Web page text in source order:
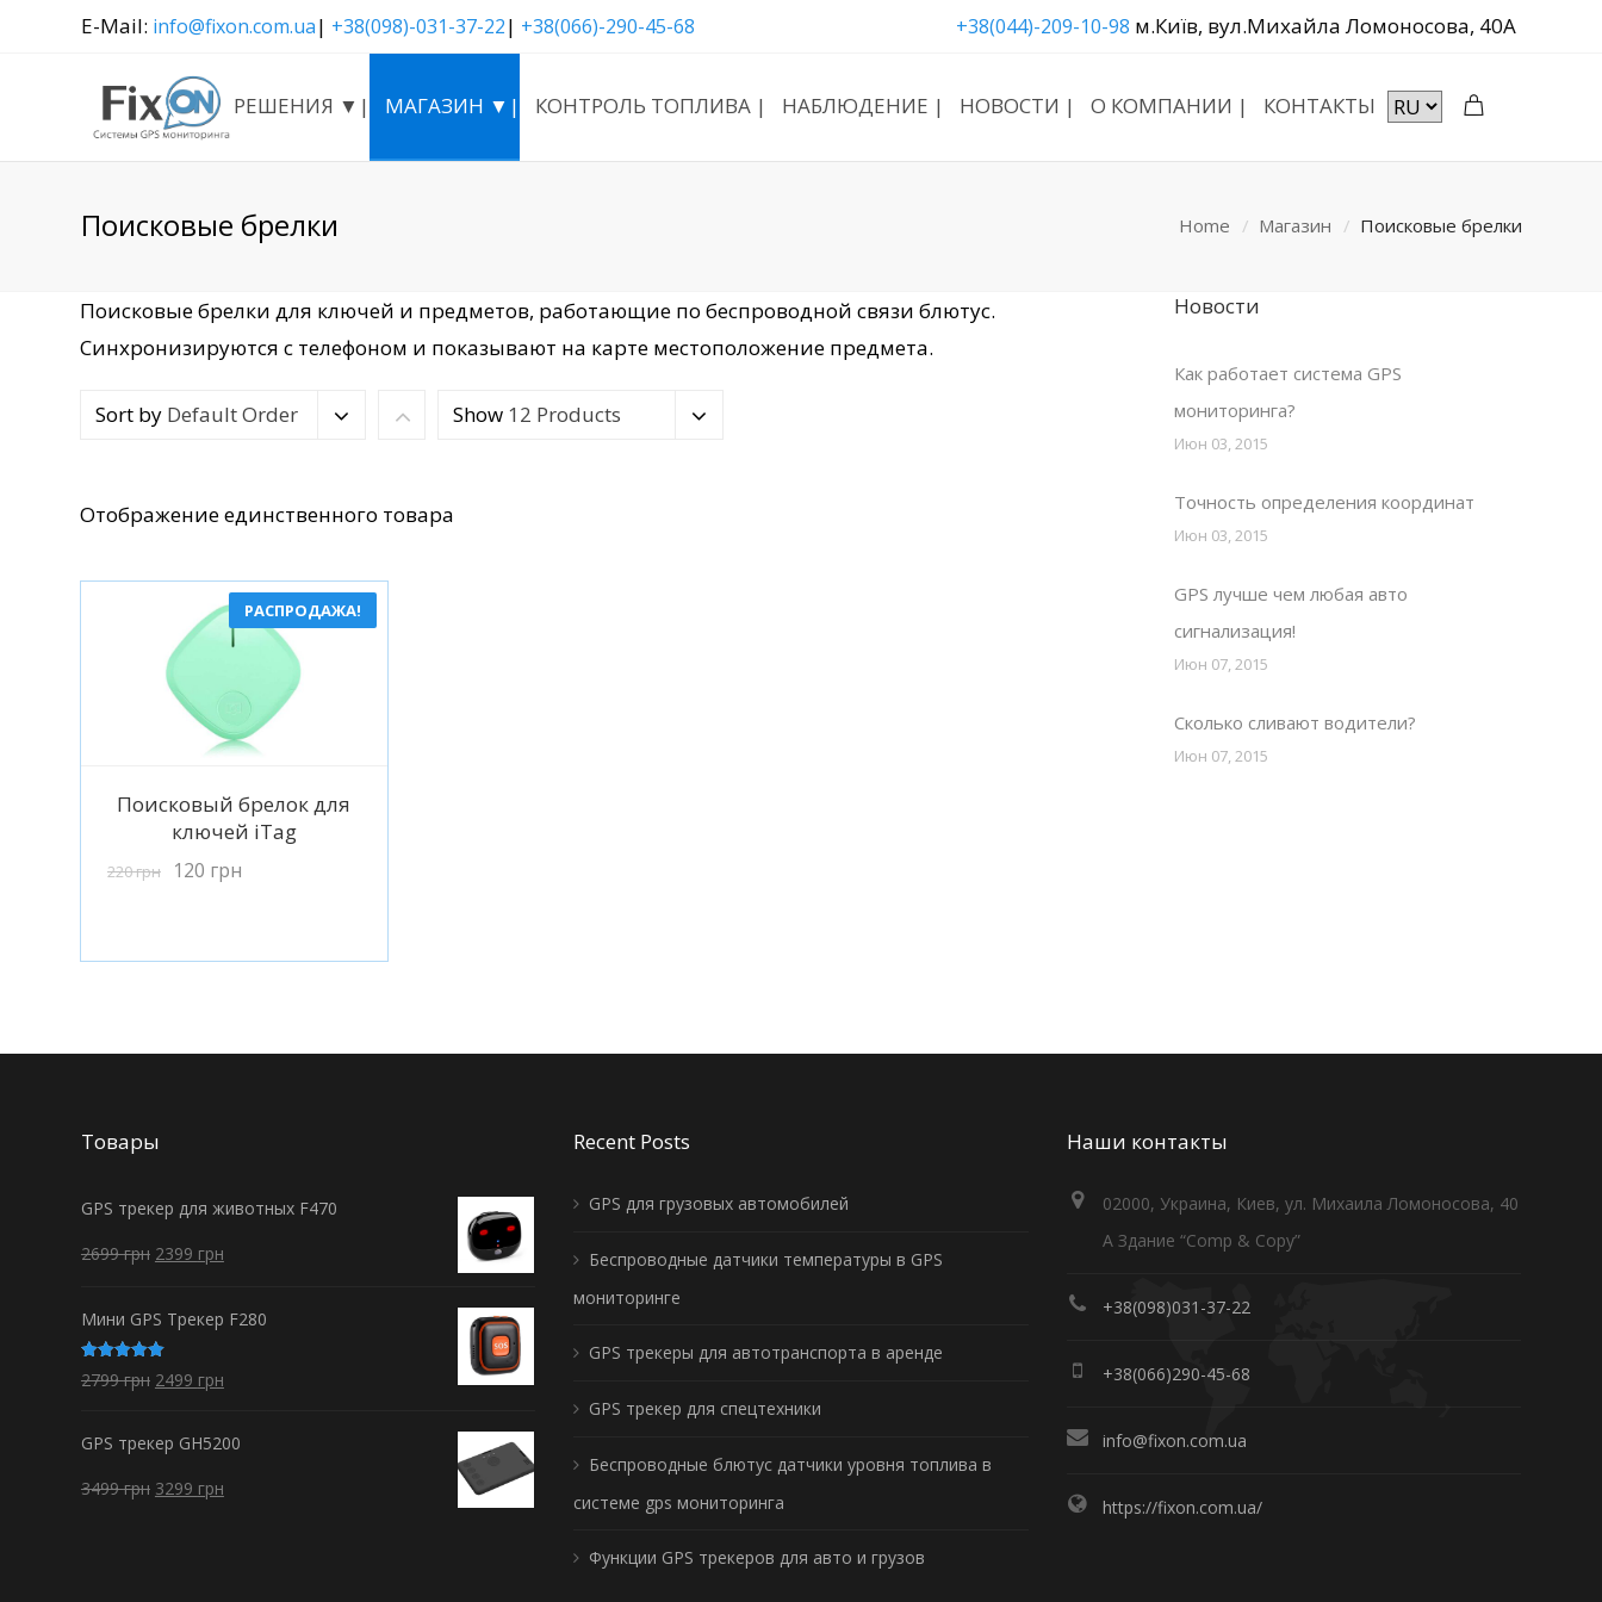
E-Mail: info@fixon.com.ua| +38(098)-031-37-22| +38(066)-290-45-68 +38(044)-209-10-98 м.Київ, вул.Михайла Ломоносова, 40А
РЕШЕНИЯ ▼| МАГАЗИН ▼| КОНТРОЛЬ ТОПЛИВА | НАБЛЮДЕНИЕ | НОВОСТИ | О КОМПАНИИ | КОНТАКТЫ
Поисковые брелки Home Магазин Поисковые брелки
Поисковые брелки для ключей и предметов, работающие по беспроводной связи блютус.
Синхронизируются с телефоном и показывают на карте местоположение предмета.
Sort by Default Order Show 12 Products
Отображение единственного товара
РАСПРОДАЖА!
Подробнее
Поисковый брелок для
ключей iTag
220грн 120 грн
Новости
Как работает система GPS
мониторинга?
Июн 03, 2015
Точность определения координат
Июн 03, 2015
GPS лучше чем любая авто
сигнализация!
Июн 07, 2015
Сколько сливают водители?
Июн 07, 2015
Товары
GPS трекер для животных F470
2699грн 2399 грн
Мини GPS Трекер F280
Оценка
5.00из 5
2799грн 2499 грн
GPS трекер GH5200
3499грн 3299 грн
Recent Posts
GPS для грузовых автомобилей
Беспроводные датчики температуры в GPS
мониторинге
GPS трекеры для автотранспорта в аренде
GPS трекер для спецтехники
Беспроводные блютус датчики уровня топлива в
системе gps мониторинга
Функции GPS трекеров для авто и грузов
Наши контакты
02000, Украина, Киев, ул. Михаила Ломоносова, 40
А Здание “Comp & Copy”
+38(098)031-37-22
+38(066)290-45-68
info@fixon.com.ua
https://fixon.com.ua/